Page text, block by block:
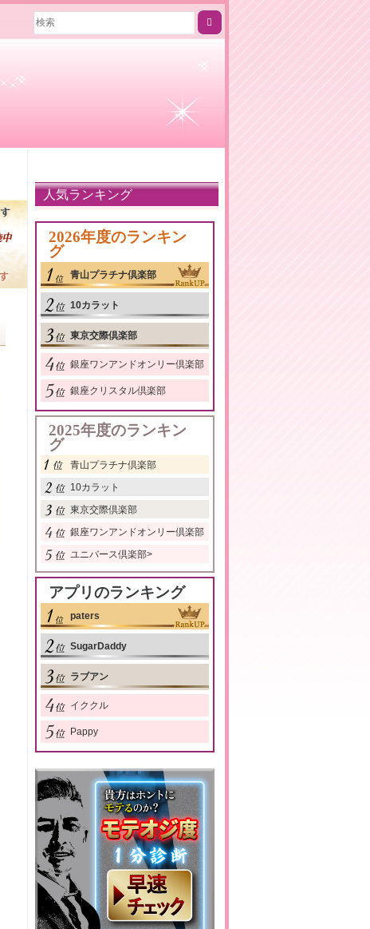
人気ランキング
2026年度のランキン
グ
青山プラチナ倶楽部
10カラット
東京交際倶楽部
銀座ワンアンドオンリー倶楽部
銀座クリスタル倶楽部
2025年度のランキン
グ
青山プラチナ倶楽部
10カラット
東京交際倶楽部
銀座ワンアンドオンリー倶楽部
ユニバース倶楽部>
アプリのランキング
paters
SugarDaddy
ラブアン
イククル
Pappy